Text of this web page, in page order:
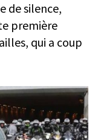
de silence,
première
qui a coup